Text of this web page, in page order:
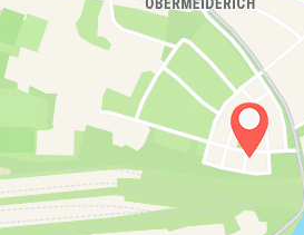
App
Blog
Partner
Kontakt